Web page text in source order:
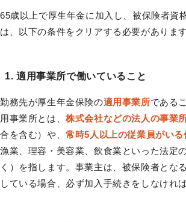
65歳以上で厚生年金に加入し、被保険者資
は、以下の条件をクリアする必要があります
1. 適用事業所で働いていること
勤務先が厚生年金保険の適用事業所である
用事業所とは、株式会社などの法人の事業
合を含む）や、常時5人以上の従業員がい
漁業、理容・美容業、飲食業といった法定
く）を指します。事業主は、被保険者とな
している場合、必ず加入手続きをしなけれ